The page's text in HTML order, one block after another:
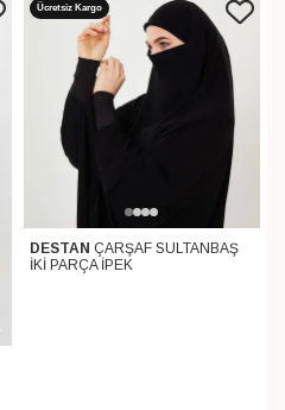
Ücretsiz Kargo
DESTAN ÇARŞAF SULTANBAŞ
İKİ PARÇA İPEK